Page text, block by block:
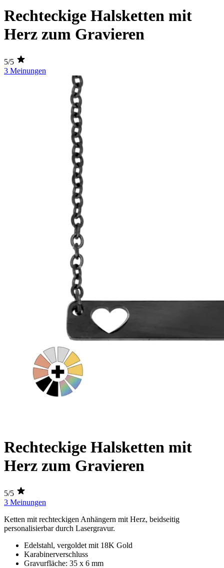
Rechteckige Halsketten mit
Herz zum Gravieren
5/5
3 Meinungen
Rechteckige Halsketten mit
Herz zum Gravieren
5/5
3 Meinungen
Ketten mit rechteckigen Anhängern mit Herz, beidseitig
personalisierbar durch Lasergravur.
Edelstahl, vergoldet mit 18K Gold
Karabinerverschluss
Gravurfläche: 35 x 6 mm